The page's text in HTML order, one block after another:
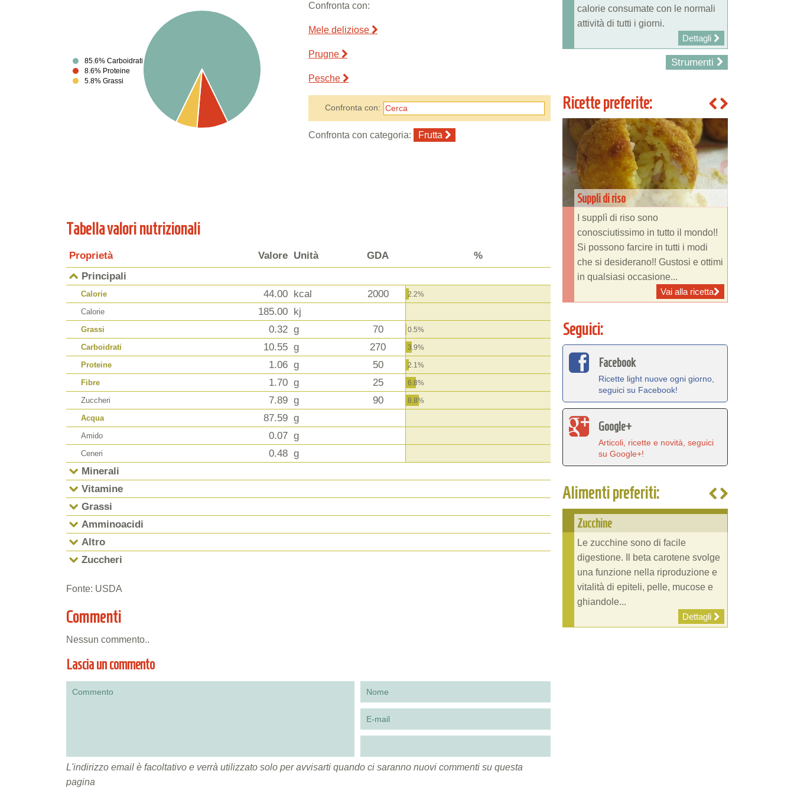
85.6% Carboidrati
8.6% Proteine
5.8% Grassi
Confronta con:
Mele deliziose
Prugne
Pesche
Confronta con:
Confronta con categoria: Frutta
Tabella valori nutrizionali
Proprietà Valore Unità GDA
%
Principali
Calorie 44.00 kcal 2000 2.2%
Calorie 185.00 kj
Grassi 0.32 g 70 0.5%
Carboidrati 10.55 g 270 3.9%
Proteine 1.06 g 50 2.1%
Fibre 1.70 g 25 6.8%
Zuccheri 7.89 g 90 8.8%
Acqua 87.59 g
Amido 0.07 g
Ceneri 0.48 g
Minerali
Vitamine
Grassi
Amminoacidi
Altro
Zuccheri
Fonte: USDA
Commenti
Nessun commento..
Lascia un commento
L'indirizzo email è facoltativo e verrà utilizzato solo per avvisarti quando ci saranno nuovi commenti su questa
pagina
calorie consumate con le normali
attività di tutti i giorni.
Dettagli
Strumenti
Ricette preferite:
Suppli di riso
I supplì di riso sono
conosciutissimo in tutto il mondo!!
Si possono farcire in tutti i modi
che si desiderano!! Gustosi e ottimi
in qualsiasi occasione...
Vai alla ricetta
Seguici:
Facebook
Ricette light nuove ogni giorno,
seguici su Facebook!
Google+
Articoli, ricette e novità, seguici
su Google+!
Alimenti preferiti:
Zucchine
Le zucchine sono di facile
digestione. Il beta carotene svolge
una funzione nella riproduzione e
vitalità di epiteli, pelle, mucose e
ghiandole...
Dettagli